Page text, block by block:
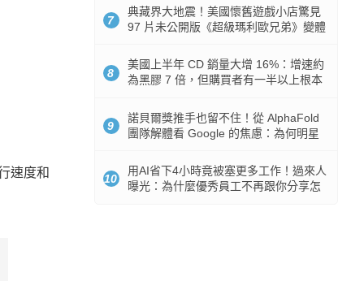
速度和
7
典藏界大地震！美國懷舊遊戲小店驚見
97 片未公開版《超級瑪利歐兄弟》變體
8
美國上半年 CD 銷量大增 16%：增速約
為黑膠 7 倍，但購買者有一半以上根本
9
諾貝爾獎推手也留不住！從 AlphaFold
團隊解體看 Google 的焦慮：為何明星
10
用AI省下4小時竟被塞更多工作！過來人
曝光：為什麼優秀員工不再跟你分享怎